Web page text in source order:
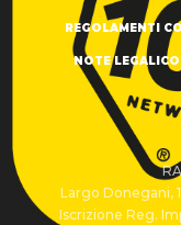
REGOLAMENTI
NOTE LEGALI
Largo Donegani, 1
Iscrizione Reg.